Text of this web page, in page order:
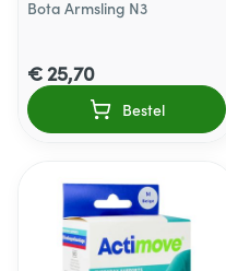
Bota Armsling N3
€ 25,70
Bestel